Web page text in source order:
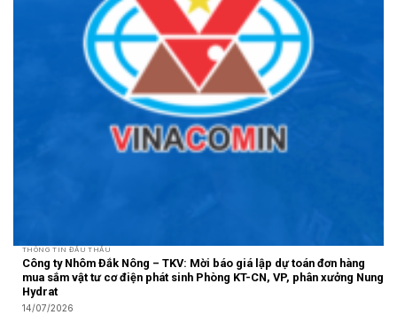
THÔNG TIN ĐẤU THẦU
Công ty Nhôm Đắk Nông – TKV: Mời báo giá lập dự toán đơn hàng
mua sắm vật tư cơ điện phát sinh Phòng KT-CN, VP, phân xưởng Nung
Hydrat
14/07/2026